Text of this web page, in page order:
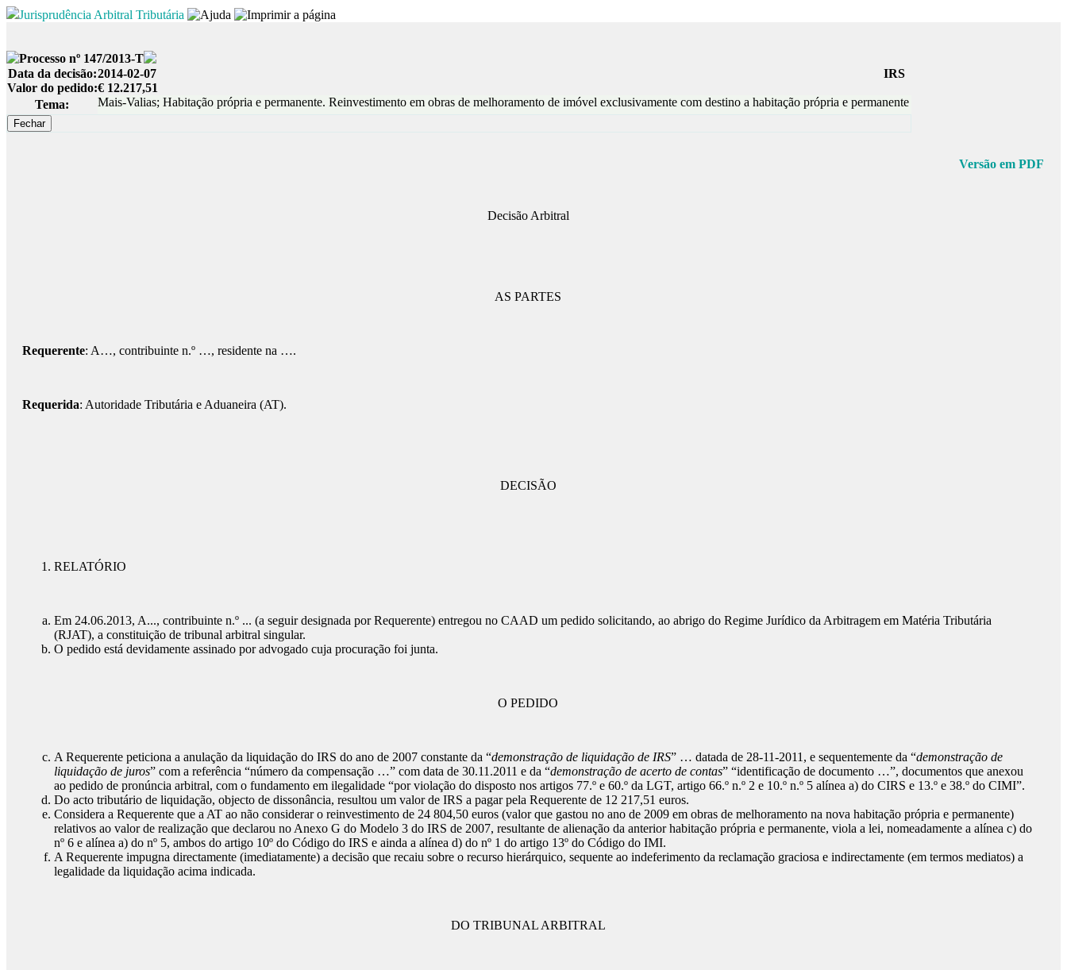
Jurisprudência Arbitral Tributária
Processo nº 147/2013-T
Data da decisão:2014-02-07
IRS
Valor do pedido:€ 12.217,51
Tema:
Mais-Valias; Habitação própria e permanente. Reinvestimento em obras de melhoramento de imóvel exclusivamente com destino a habitação própria e permanente
Versão em PDF
Decisão Arbitral
AS PARTES
Requerente: A…, contribuinte n.º …, residente na ….
Requerida: Autoridade Tributária e Aduaneira (AT).
DECISÃO
RELATÓRIO
Em 24.06.2013, A..., contribuinte n.º ... (a seguir designada por Requerente) entregou no CAAD um pedido solicitando, ao abrigo do Regime Jurídico da Arbitragem em Matéria Tributária
(RJAT), a constituição de tribunal arbitral singular.
O pedido está devidamente assinado por advogado cuja procuração foi junta.
O PEDIDO
A Requerente peticiona a anulação da liquidação do IRS do ano de 2007 constante da “demonstração de liquidação de IRS” … datada de 28-11-2011, e sequentemente da “demonstração de
liquidação de juros” com a referência “número da compensação …” com data de 30.11.2011 e da “demonstração de acerto de contas” “identificação de documento …”, documentos que anexou
ao pedido de pronúncia arbitral, com o fundamento em ilegalidade “por violação do disposto nos artigos 77.º e 60.º da LGT, artigo 66.º n.º 2 e 10.º n.º 5 alínea a) do CIRS e 13.º e 38.º do CIMI”.
Do acto tributário de liquidação, objecto de dissonância, resultou um valor de IRS a pagar pela Requerente de 12 217,51 euros.
Considera a Requerente que a AT ao não considerar o reinvestimento de 24 804,50 euros (valor que gastou no ano de 2009 em obras de melhoramento na nova habitação própria e permanente)
relativos ao valor de realização que declarou no Anexo G do Modelo 3 do IRS de 2007, resultante de alienação da anterior habitação própria e permanente, viola a lei, nomeadamente a alínea c) do
nº 6 e alínea a) do nº 5, ambos do artigo 10º do Código do IRS e ainda a alínea d) do nº 1 do artigo 13º do Código do IMI.
A Requerente impugna directamente (imediatamente) a decisão que recaiu sobre o recurso hierárquico, sequente ao indeferimento da reclamação graciosa e indirectamente (em termos mediatos) a
legalidade da liquidação acima indicada.
DO TRIBUNAL ARBITRAL